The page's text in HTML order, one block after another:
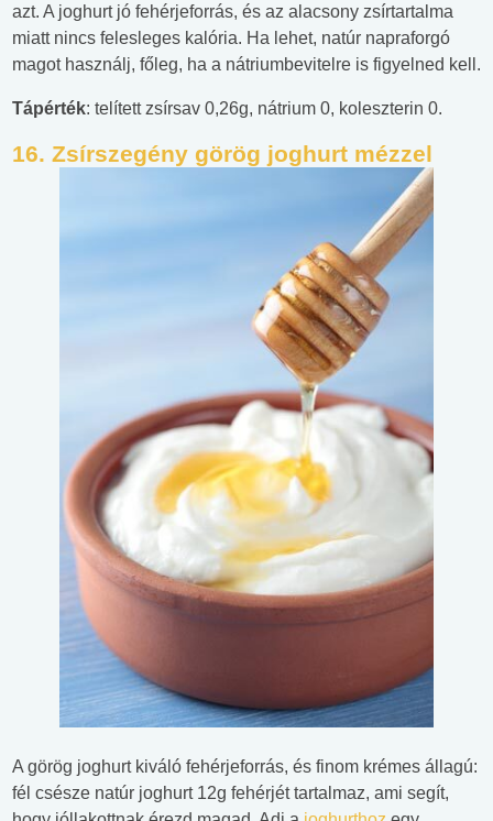
azt. A joghurt jó fehérjeforrás, és az alacsony zsírtartalma
miatt nincs felesleges kalória. Ha lehet, natúr napraforgó
magot használj, főleg, ha a nátriumbevitelre is figyelned kell.
Tápérték: telített zsírsav 0,26g, nátrium 0, koleszterin 0.
16. Zsírszegény görög joghurt mézzel
A görög joghurt kiváló fehérjeforrás, és finom krémes állagú:
fél csésze natúr joghurt 12g fehérjét tartalmaz, ami segít,